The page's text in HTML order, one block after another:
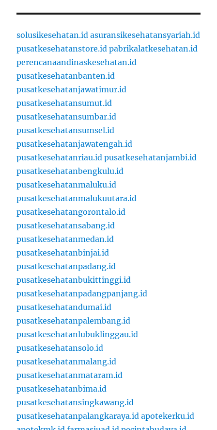
solusikesehatan.id asuransikesehatansyariah.id
pusatkesehatanstore.id pabrikalatkesehatan.id
perencanaandinaskesehatan.id
pusatkesehatanbanten.id
pusatkesehatanjawatimur.id
pusatkesehatansumut.id
pusatkesehatansumbar.id
pusatkesehatansumsel.id
pusatkesehatanjawatengah.id
pusatkesehatanriau.id pusatkesehatanjambi.id
pusatkesehatanbengkulu.id
pusatkesehatanmaluku.id
pusatkesehatanmalukuutara.id
pusatkesehatangorontalo.id
pusatkesehatansabang.id
pusatkesehatanmedan.id
pusatkesehatanbinjai.id
pusatkesehatanpadang.id
pusatkesehatanbukittinggi.id
pusatkesehatanpadangpanjang.id
pusatkesehatandumai.id
pusatkesehatanpalembang.id
pusatkesehatanlubuklinggau.id
pusatkesehatansolo.id
pusatkesehatanmalang.id
pusatkesehatanmataram.id
pusatkesehatanbima.id
pusatkesehatansingkawang.id
pusatkesehatanpalangkaraya.id apotekerku.id